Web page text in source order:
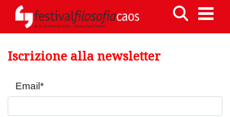
Iscrizione alla newsletter
Email*